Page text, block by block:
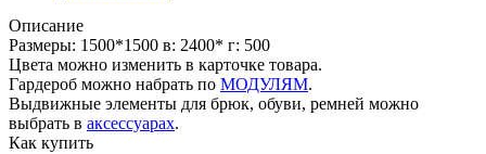
Описание
Размеры: 1500*1500 в: 2400* г: 500
Цвета можно изменить в карточке товара.
Гардероб можно набрать по МОДУЛЯМ.
Выдвижные элементы для брюк, обуви, ремней можно
выбрать в аксессуарах.
Как купить